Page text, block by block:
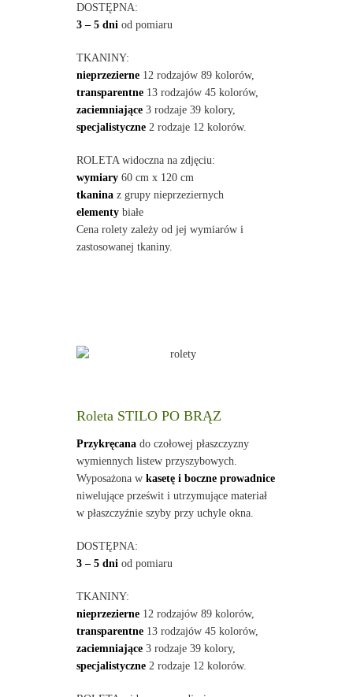
DOSTĘPNA:
3 – 5 dni od pomiaru
TKANINY:
nieprzezierne12 rodzajów 89 kolorów,
transparentne13 rodzajów 45 kolorów,
zaciemniające3 rodzaje 39 kolory,
specjalistyczne2 rodzaje 12 kolorów.
ROLETA widoczna na zdjęciu:
wymiary60 cm x 120 cm
tkaninaz grupy nieprzeziernych
elementybiałe
Cena rolety zależy od jej wymiarów i
zastosowanej tkaniny.
Roleta STILO PO BRĄZ
Przykręcanado czołowej płaszczyzny
wymiennych listew przyszybowych.
Wyposażona w kasetę i boczne prowadnice
niwelujące prześwit i utrzymujące materiał
w płaszczyźnie szyby przy uchyle okna.
DOSTĘPNA:
3 – 5 dni od pomiaru
TKANINY:
nieprzezierne12 rodzajów 89 kolorów,
transparentne13 rodzajów 45 kolorów,
zaciemniające3 rodzaje 39 kolory,
specjalistyczne2 rodzaje 12 kolorów.